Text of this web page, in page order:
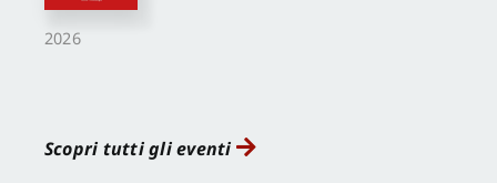
2026
Scopri tutti gli eventi